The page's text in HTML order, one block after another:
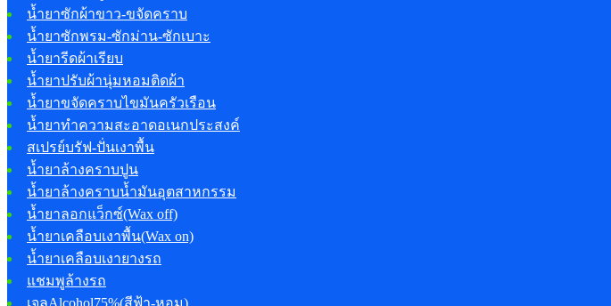
น้ำยาซักผ้าขาว-ขจัดคราบ
น้ำยาซักพรม-ซักม่าน-ซักเบาะ
น้ำยารีดผ้าเรียบ
น้ำยาปรับผ้านุ่มหอมติดผ้า
น้ำยาขจัดคราบไขมันครัวเรือน
น้ำยาทำความสะอาดอเนกประสงค์
สเปรย์บรัฟ-ปั่นเงาพื้น
น้ำยาล้างคราบปูน
น้ำยาล้างคราบน้ำมันอุตสาหกรรม
น้ำยาลอกแว็กซ์(Wax off)
น้ำยาเคลือบเงาพื้น(Wax on)
น้ำยาเคลือบเงายางรถ
แชมพูล้างรถ
เจลAlcohol75%(สีฟ้า-หอม)